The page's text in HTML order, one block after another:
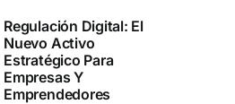
Regulación Digital: El
Nuevo Activo
Estratégico Para
Empresas Y
Emprendedores